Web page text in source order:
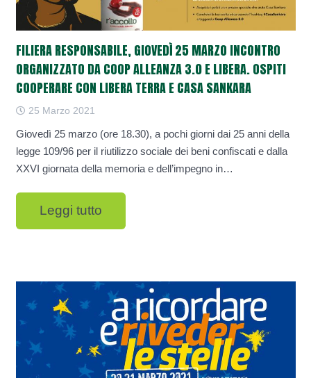
FILIERA RESPONSABILE, GIOVEDÌ 25 MARZO INCONTRO
ORGANIZZATO DA COOP ALLEANZA 3.0 E LIBERA. OSPITI
COOPERARE CON LIBERA TERRA E CASA SANKARA
25 Marzo 2021
Giovedì 25 marzo (ore 18.30), a pochi giorni dai 25 anni della
legge 109/96 per il riutilizzo sociale dei beni confiscati e dalla
XXVI giornata della memoria e dell’impegno in…
Leggi tutto